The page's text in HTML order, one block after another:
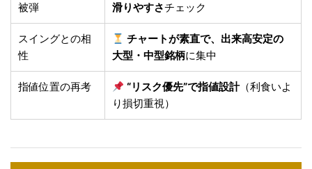
被弾
滑りやすさチェック
スイングとの相
性
チャートが素直で、出来高安定の
大型・中型銘柄に集中
指値位置の再考 “リスク優先”で指値設計（利食いよ
り損切重視）